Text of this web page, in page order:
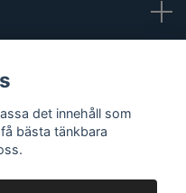
det innehåll som
bästa tänkbara